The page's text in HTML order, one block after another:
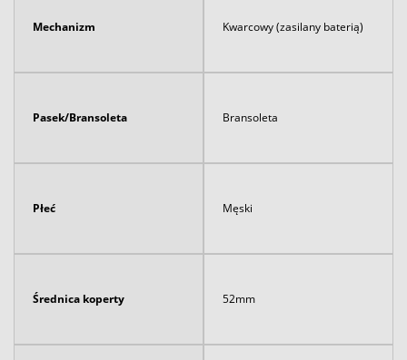
Mechanizm Kwarcowy (zasilany baterią)
Pasek/Bransoleta Bransoleta
Płeć Męski
Średnica koperty 52mm